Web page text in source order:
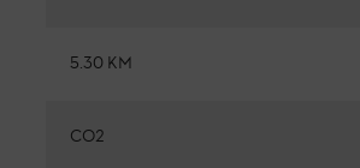
5.30 KM
CO2